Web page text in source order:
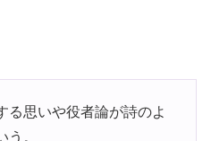
る思いや役者論が詩のよ
。